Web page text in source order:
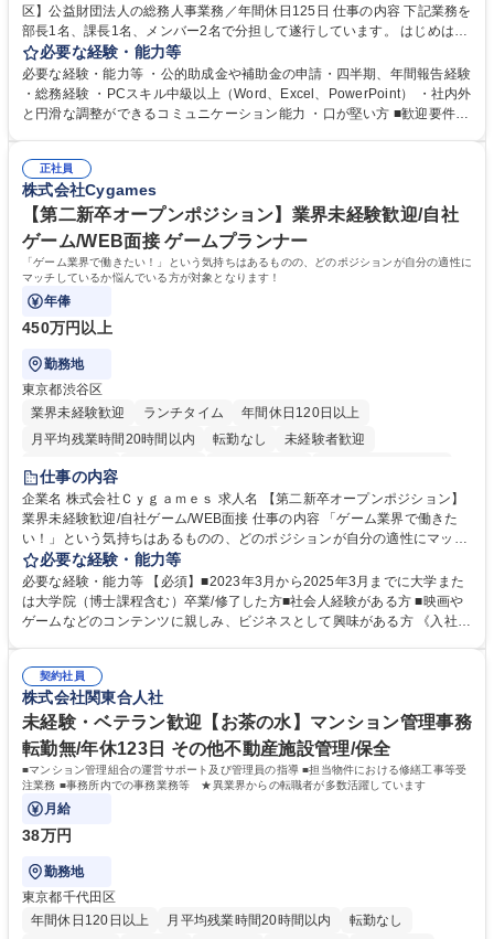
区】公益財団法人の総務人事業務／年間休日125日 仕事の内容 下記業務を
部長1名、課長1名、メンバー2名で分担して遂行しています。 はじめは担
当者として業務を覚えていただき、ゆくゆくはリーダーやマネージャーポ
ジションとして活躍いただくことを期待しています。 【総務・人事グルー
プの業務内容】 ・人事制度関連 ・採用活動 ・教育研修の企画、実行 ・勤
怠管理 ・官公庁への各種提出 ・法定の会議運営（評議員会、理事会） ・
管理 ・福利厚生関連 ・職員からの問合せ、相談対応 ・その他日常の総務
業務全般 募集職種 【東京／文京区】公益財団法人の総務人事業務／年間
休日125日
必要な経験・能力等
必要な経験・能力等 ・公的助成金や補助金の申請・四半期、年間報告経験
・総務経験 ・PCスキル中級以上（Word、Excel、PowerPoint） ・社内外
と円滑な調整ができるコミュニケーション能力 ・口が堅い方 ■歓迎要件
正社員
株式会社Cygames
【第二新卒オープンポジション】業界未経験歓迎/自社
ゲーム/WEB面接 ゲームプランナー
「ゲーム業界で働きたい！」という気持ちはあるものの、どのポジションが自分の適性に
マッチしているか悩んでいる方が対象となります！
年俸
450万円以上
勤務地
東京都渋谷区
業界未経験歓迎
ランチタイム
年間休日120日以上
月平均残業時間20時間以内
転勤なし
未経験者歓迎
住宅手当あり
交通費支給
土日祝休み 服装自由 昼食補助あり
第二新卒歓迎
食事補助あり
仕事の内容
企業名 株式会社Ｃｙｇａｍｅｓ 求人名 【第二新卒オープンポジション】
業界未経験歓迎/自社ゲーム/WEB面接 仕事の内容 「ゲーム業界で働きた
い！」という気持ちはあるものの、どのポジションが自分の適性にマッチ
しているか悩んでいる方が対象となります！ 総合職（プランナー/データ
アナリストなど）、技術職（開発エンジニ ア/インフラエンジニアな
ど）、デザイン職（デザイナー/イラストレ ーターなど）等から、面接で
ご希望と適正にマッチしたポジションをご案内いたします。ゲームやエン
のご応募をお待ちしております。 募集職種 【第二新卒オープンポジショ
ン】業界未経験歓迎/自社ゲーム/WEB面接
必要な経験・能力等
必要な経験・能力等 【必須】■2023年3月から2025年3月までに大学また
は大学院（博士課程含む）卒業/修了した方■社会人経験がある方 ■映画や
ゲームなどのコンテンツに親しみ、ビジネスとして興味がある方 《入社実
契約社員
株式会社関東合人社
未経験・ベテラン歓迎【お茶の水】マンション管理事務
転勤無/年休123日 その他不動産施設管理/保全
■マンション管理組合の運営サポート及び管理員の指導 ■担当物件における修繕工事等受
注業務 ■事務所内での事務業務等 ★異業界からの転職者が多数活躍しています
月給
38万円
勤務地
東京都千代田区
年間休日120日以上
月平均残業時間20時間以内 転勤なし